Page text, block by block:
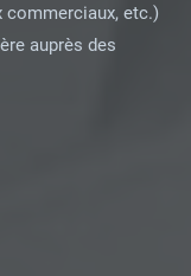
etc.)
auprès des